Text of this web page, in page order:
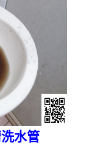
先生 能痛快的洗
, 熱水管堵塞, 熱
...
水管